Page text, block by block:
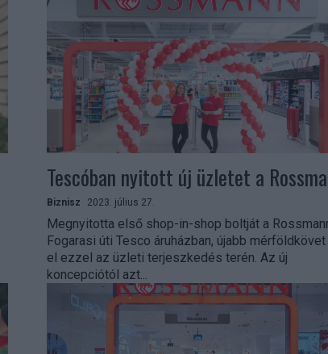
Tescóban nyitott új üzletet a
Biznisz 2023. július 27.
Megnyitotta első shop-in-shop boltját a
Fogarasi úti Tesco áruházban, újabb
el ezzel az üzleti terjeszkedés terén. Az új
koncepciótól azt...